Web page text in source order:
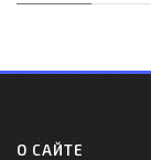
О САЙТЕ